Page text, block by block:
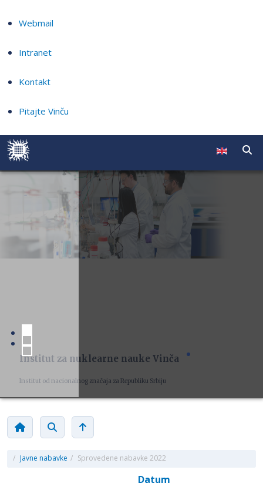
Webmail
Intranet
Kontakt
Pitajte Vinču
Institut za nuklearne nauke Vinča
Institut od nacionalnog značaja za Republiku Srbiju
/ Javne nabavke / Sprovedene nabavke 2022
Datum